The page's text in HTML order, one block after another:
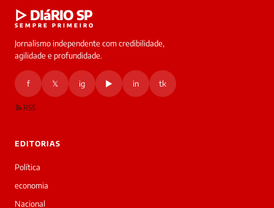
▷ DIáRIO SP
SEMPRE PRIMEIRO
Jornalismo independente com credibilidade,
agilidade e profundidade.
f 𝕏 ig ▶ in tk
RSS
EDITORIAS
Política
economia
Nacional